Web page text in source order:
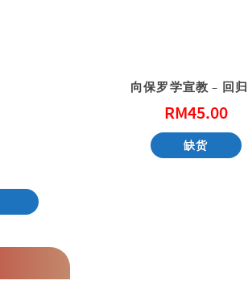
RM45.00
缺货